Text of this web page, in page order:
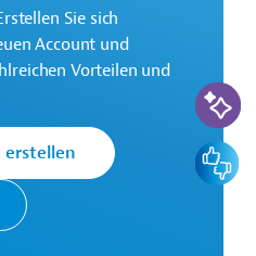
vertritt die
Interessen der EU
Kreditvergabe an alle
und unterstützt
und
Sie sich
Account und
Vorteilen und
erstellen
KI-